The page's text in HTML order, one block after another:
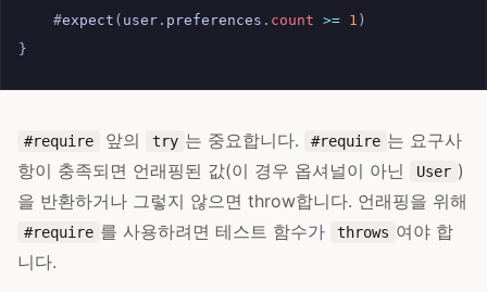
#expect ( user . preferences . count >= 1 )
}
#require 앞의 try 는 중요합니다. #require 는 요구사
항이 충족되면 언래핑된 값(이 경우 옵셔널이 아닌
User )
을 반환하거나 그렇지 않으면 throw합니다. 언래핑을 위해
#require 를 사용하려면 테스트 함수가 throws 여야 합
니다.